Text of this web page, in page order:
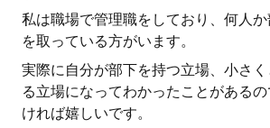
私は職場で管理職をしており、何人
を取っている方がいます。
実際に自分が部下を持つ立場、小さ
る立場になってわかったことがある
ければ嬉しいです。